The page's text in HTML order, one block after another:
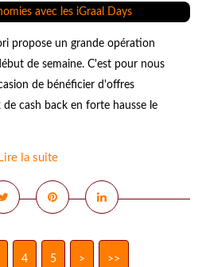
propose un grande opération
de semaine. C'est pour nous
de bénéficier d'offres
de cash back en forte hausse le
Lire la suite
4 5 > >>